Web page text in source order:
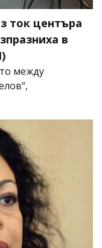
ток центъра
в
между